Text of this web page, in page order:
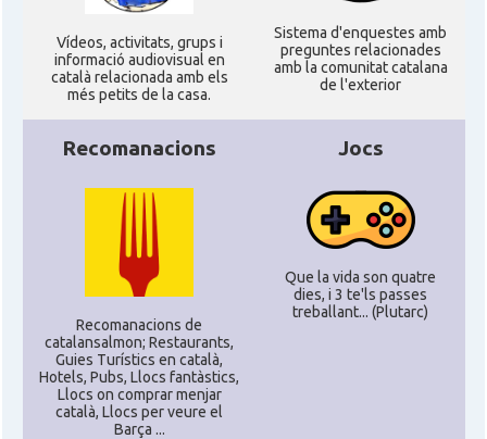
Ví­deos, activitats, grups i
informació audiovisual en
català relacionada amb els
més petits de la casa.
Sistema d'enquestes amb
preguntes relacionades
amb la comunitat catalana
de l'exterior
Recomanacions
Recomanacions de
catalansalmon; Restaurants,
Guies Turístics en català,
Hotels, Pubs, Llocs fantàstics,
Llocs on comprar menjar
català, Llocs per veure el
Barça ...
Jocs
Que la vida son quatre
dies, i 3 te'ls passes
treballant... (Plutarc)